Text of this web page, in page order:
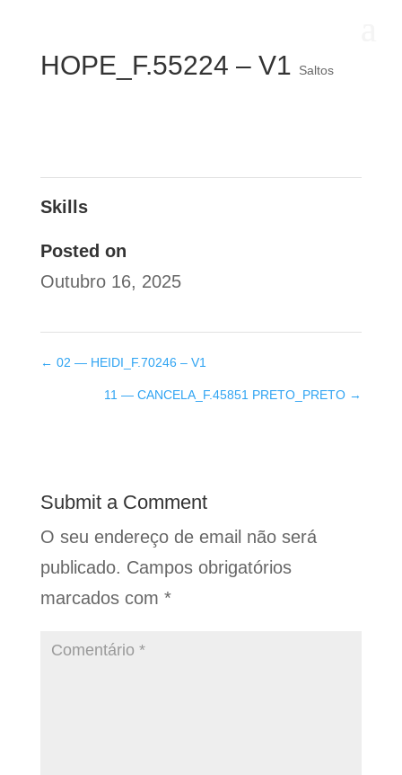
HOPE_F.55224 – V1 Saltos
Skills
Posted on
Outubro 16, 2025
← 02 — HEIDI_F.70246 – V1
11 — CANCELA_F.45851 PRETO_PRETO →
Submit a Comment
O seu endereço de email não será
publicado. Campos obrigatórios
marcados com *